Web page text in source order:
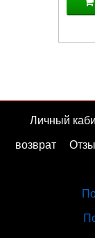
Личный
возврат